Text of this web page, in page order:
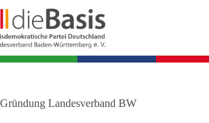
Inhalt
springen
Gründung Landesverband BW